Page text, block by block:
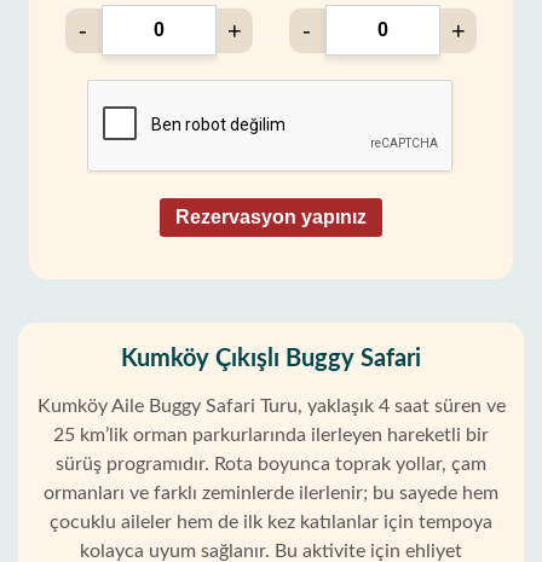
- + - +
Rezervasyon yapınız
Kumköy Çıkışlı Buggy Safari
Kumköy Aile Buggy Safari Turu, yaklaşık 4 saat süren ve
25 km’lik orman parkurlarında ilerleyen hareketli bir
sürüş programıdır. Rota boyunca toprak yollar, çam
ormanları ve farklı zeminlerde ilerlenir; bu sayede hem
çocuklu aileler hem de ilk kez katılanlar için tempoya
kolayca uyum sağlanır. Bu aktivite için ehliyet